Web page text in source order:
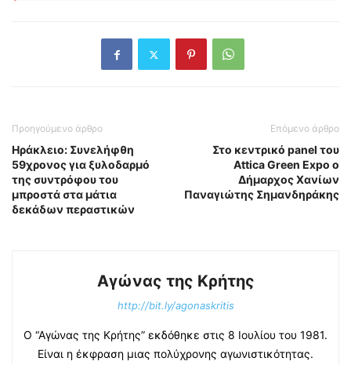
Προηγούμενο άρθρο
Ηράκλειο: Συνελήφθη
59χρονος για ξυλοδαρμό
της συντρόφου του
μπροστά στα μάτια
δεκάδων περαστικών
Επόμενο άρθρο
Στο κεντρικό panel του
Attica Green Expo ο
Δήμαρχος Χανίων
Παναγιώτης Σημανδηράκης
Αγώνας της Κρήτης
http://bit.ly/agonaskritis
Ο “Αγώνας της Κρήτης” εκδόθηκε στις 8 Ιουλίου του 1981.
Είναι η έκφραση μιας πολύχρονης αγωνιστικότητας.